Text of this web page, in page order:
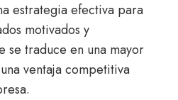
estrategia efectiva para
motivados y
se traduce en una mayor
ventaja competitiva